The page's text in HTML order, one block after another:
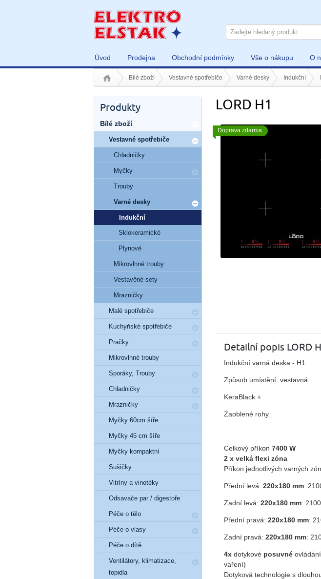
Úvod Prodejna Obchodní podmínky Vše o nákupu O
Bílé zboží Vestavné spotřebiče Varné desky Indukční
LORD H1
Doprava zdarma
Detailní popis LORD
Indukční varná deska - H1
Způsob umístění: vestavná
KeraBlack +
Zaoblené rohy
Celkový příkon 7400 W
2 x velká flexi zóna
Příkon jednotlivých varných
Přední levá: 220x180 mm:
Zadní levá: 220x180 mm:
Přední pravá: 220x180 mm:
Zadní pravá: 220x180 mm:
4x dotykové posuvné
vaření)
Dotyková technologie s
Produkty
Bílé zboží
Vestavné spotřebiče
Chladničky
Myčky
Trouby
Varné desky
Indukční
Sklokeramické
Plynové
Mikrovlnné trouby
Vestavěné sety
Mrazničky
Malé spotřebiče
Kuchyňské spotřebiče
Pračky
Mikrovlnné trouby
Sporáky, Trouby
Chladničky
Mrazničky
Myčky 60cm šíře
Myčky 45 cm šíře
Myčky kompaktní
Sušičky
Vitríny a vinotéky
Odsavače par / digestoře
Péče o tělo
Péče o vlasy
Péče o dítě
Ventilátory, klimatizace,
topidla